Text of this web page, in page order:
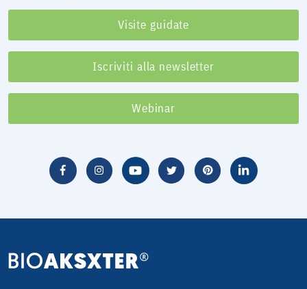
Visite guidate
Iscriviti alla newsletter
Webinar